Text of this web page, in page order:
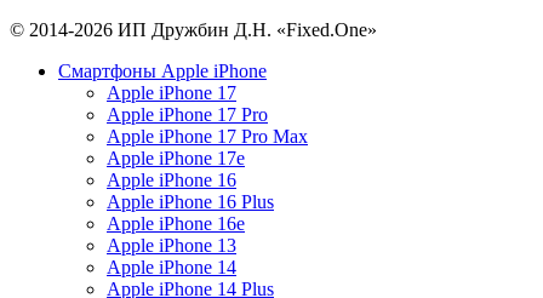
© 2014-2026 ИП Дружбин Д.Н. «Fixed.One»
Cмартфоны Apple iPhone
Apple iPhone 17
Apple iPhone 17 Pro
Apple iPhone 17 Pro Max
Apple iPhone 17e
Apple iPhone 16
Apple iPhone 16 Plus
Apple iPhone 16e
Apple iPhone 13
Apple iPhone 14
Apple iPhone 14 Plus